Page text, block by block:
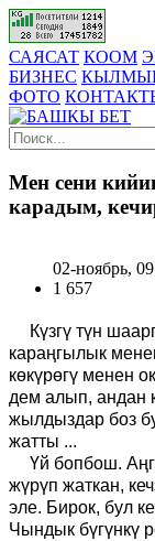
САЯСАТ КООМ
БИЗНЕС
ФОТО
Мен сени
карадым,
02-ноябрь,
1 657
Күзгү түн
караңгылык
көкүрөгү менен
дем алып, андан
жылдыздар боз
жатты ...
Үй бопбош.
жүрүп жаткан,
эле. Бирок, бул
Чындык бүгүнкү